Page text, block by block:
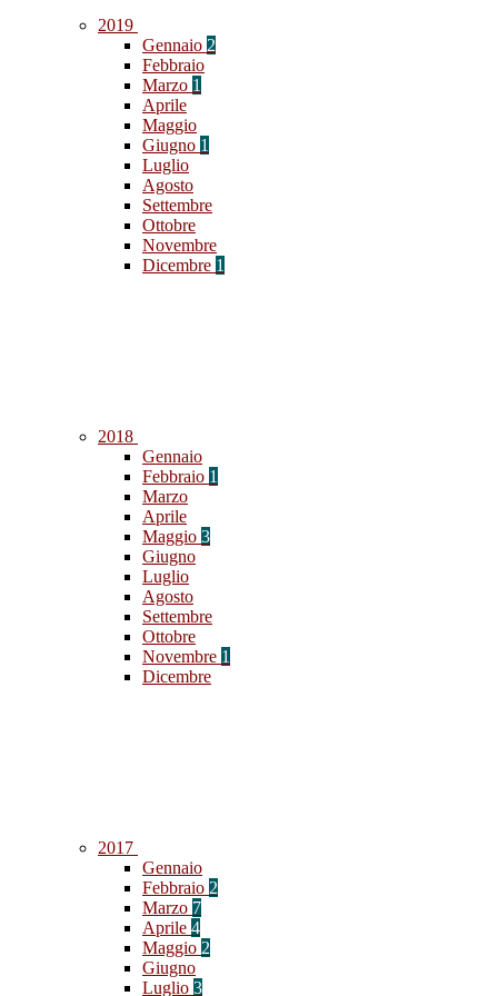
2019
Gennaio 2
Febbraio
Marzo 1
Aprile
Maggio
Giugno 1
Luglio
Agosto
Settembre
Ottobre
Novembre
Dicembre 1
2018
Gennaio
Febbraio 1
Marzo
Aprile
Maggio 3
Giugno
Luglio
Agosto
Settembre
Ottobre
Novembre 1
Dicembre
2017
Gennaio
Febbraio 2
Marzo 7
Aprile 4
Maggio 2
Giugno
Luglio 3